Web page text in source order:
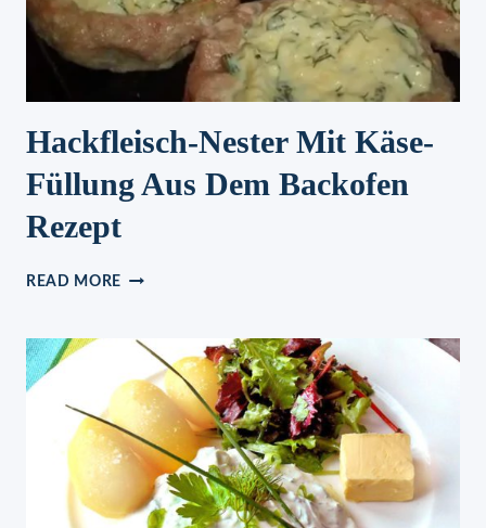
Hackfleisch-Nester Mit Käse-
Füllung Aus Dem Backofen
Rezept
READ MORE HACKFLEISCH-
KÄSE-
FÜLLUNG
AUS
DEM
BACKOFEN
REZEPT